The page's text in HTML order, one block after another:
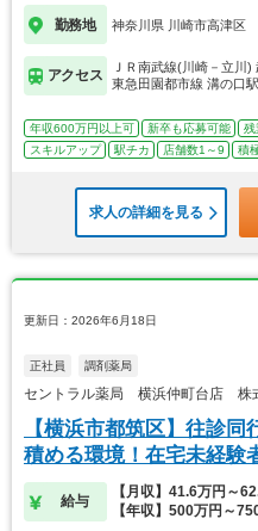
勤務地 神奈川県 川崎市高津区
アクセス
ＪＲ南武線(川崎－立川)
東急田園都市線 溝の口駅
年収600万円以上可 新卒も応募可能 残
スキルアップ
駅チカ 店舗数1～9 積
求人の詳細を見る
更新日：2026年6月18日
正社員 調剤薬局
セントラル薬局 横浜仲町台店 株
【横浜市都筑区】往診
積める環境！在宅未経験
給与
【月収】41.6万円～
【年収】500万円～